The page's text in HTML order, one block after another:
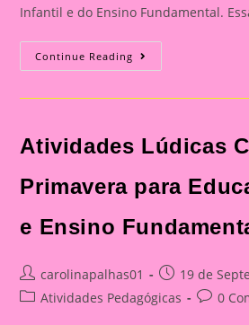
Infantil e do Ensino Fundamental.
Continue Reading Atividades
Lúdicas
O
Educação
Infantil
Ensino
Fundamental
Atividades Lúdicas
Primavera para
e Ensino
Post
author:
carolinapalhas01
Post
published:
19 de
PostAtividades Pedagógicas
Post0